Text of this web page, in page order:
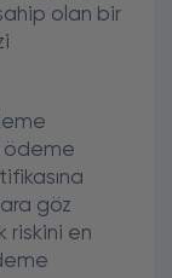
olan bir
ödeme
göz
riskini en